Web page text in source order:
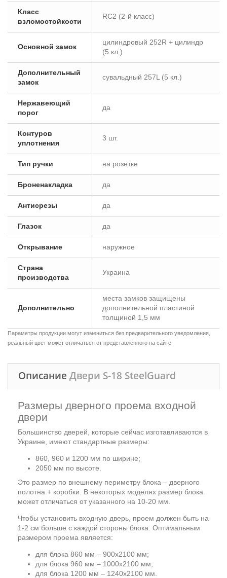
Класс
взломостойкости
RC2 (2-й класc)
Основной замок
цилиндровый 252R + цилиндр
(5 кл.)
Дополнительный
замок
сувальдный 257L (5 кл.)
Нержавеющий
порог
да
Контуров
уплотнения
3 шт.
Тип ручки на розетке
Броненакладка да
Антисрезы да
Глазок да
Открывание наружное
Страна
производства
Украина
Дополнительно
места замков защищены
дополнительной пластиной
толщиной 1,5 мм
Параметры продукции могут измениться без предварительного уведомления,
реальный цвет может отличаться от представленного на сайте
Описание Двери S-18 SteelGuard
Размеры дверного проема входной
двери
Большинство дверей, которые сейчас изготавливаются в
Украине, имеют стандартные размеры:
860, 960 и 1200 мм по ширине;
2050 мм по высоте.
Это размер по внешнему периметру блока – дверного
полотна + коробки. В некоторых моделях размер блока
может отличаться от указанного на 10-20 мм.
Чтобы установить входную дверь, проем должен быть на
1-2 см больше с каждой стороны блока. Оптимальным
размером проема является:
для блока 860 мм – 900х2100 мм;
для блока 960 мм – 1000х2100 мм;
для блока 1200 мм – 1240х2100 мм.